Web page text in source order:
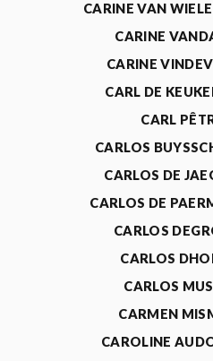
CARINE VAN
CARINE
CARINE
CARL DE
CARL
CARLOS
CARLOS DE
CARLOS DE
CARLOS
CARLOS
CARLOS
CARMEN
CAROLINE